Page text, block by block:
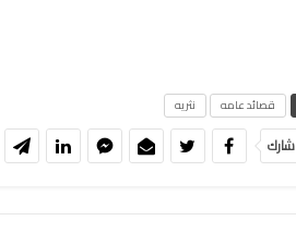
قصائد عامه نثريه
شارك